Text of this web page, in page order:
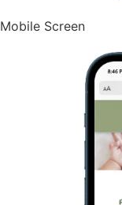
Mobile Screen